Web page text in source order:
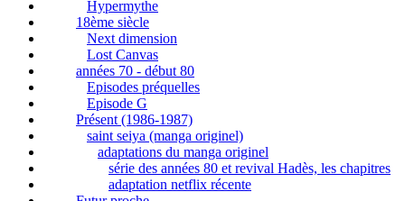
Hypermythe
18ème siècle
Next dimension
Lost Canvas
années 70 - début 80
Episodes préquelles
Episode G
Présent (1986-1987)
saint seiya (manga originel)
adaptations du manga originel
série des années 80 et revival Hadès, les chapitres
adaptation netflix récente